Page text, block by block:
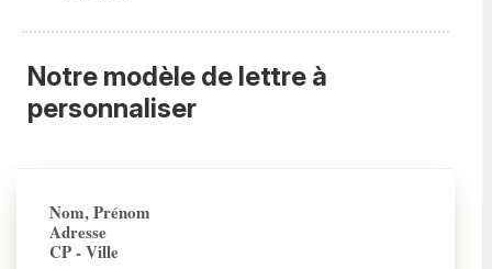
Notre modèle de lettre à
personnaliser
Nom, Prénom
Adresse
CP - Ville